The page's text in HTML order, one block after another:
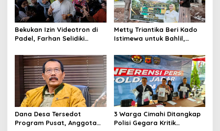
Bekukan Izin Videotron di
Padel, Farhan Selidiki
Ruang dan ASN
Metty Triantika Beri Kado
Istimewa untuk Bahlil,
Bangun Rumah untuk
Lansia
Dana Desa Tersedot
Program Pusat, Anggota
3 Warga Cimahi Ditangkap
Polisi Gegara Kritik